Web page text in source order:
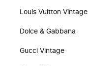
Louis Vuitton Vintage
Dolce & Gabbana
Gucci Vintage